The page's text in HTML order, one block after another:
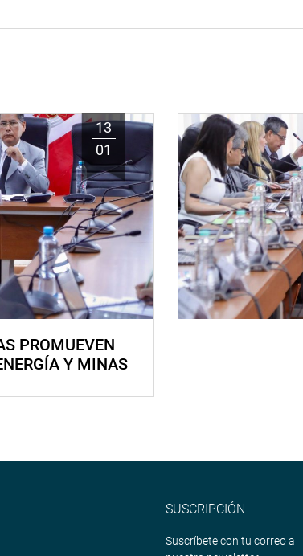
13
01
PROMUEVEN
Y MINAS
SUSCRIPCIÓN
Suscríbete con tu correo a